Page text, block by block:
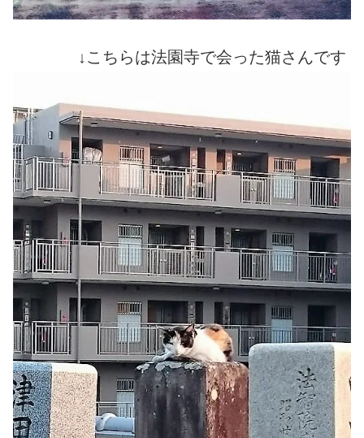
↓こちらは法園寺で会った猫さんです